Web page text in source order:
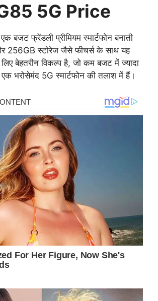
5G Price
बजट फ्रेंडली प्रीमियम स्मार्टफोन बनाती
256GB स्टोरेज जैसे फीचर्स के साथ यह
बेहतरीन विकल्प है, जो कम बजट में ज्यादा
भरोसेमंद 5G स्मार्टफोन की तलाश में हैं।